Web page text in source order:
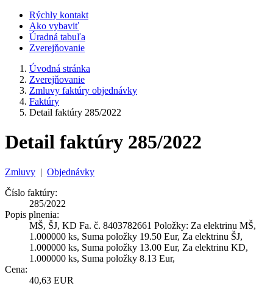
Rýchly kontakt
Ako vybaviť
Úradná tabuľa
Zverejňovanie
Úvodná stránka
Zverejňovanie
Zmluvy faktúry objednávky
Faktúry
Detail faktúry 285/2022
Detail faktúry 285/2022
Zmluvy | Objednávky
Číslo faktúry:
285/2022
Popis plnenia:
MŠ, ŠJ, KD Fa. č. 8403782661 Položky: Za elektrinu MŠ,
1.000000 ks, Suma položky 19.50 Eur, Za elektrinu ŠJ,
1.000000 ks, Suma položky 13.00 Eur, Za elektrinu KD,
1.000000 ks, Suma položky 8.13 Eur,
Cena:
40,63 EUR